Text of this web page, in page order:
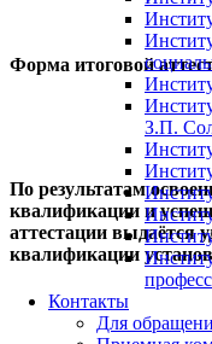
З.П.
Контакты
Для
Форма итоговой
По результатам
квалификации и
аттестации выдаётся
квалификации